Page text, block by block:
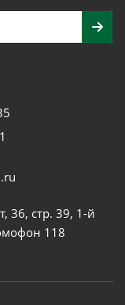
36, стр. 39, 1-й
118